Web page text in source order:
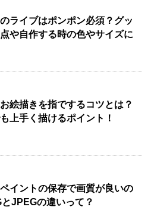
ライブはポンポン必須？グッ
や自作する時の色やサイズに
絵描きを指でするコツとは？
上手く描けるポイント！
イントの保存で画質が良いの
JPEGの違いって？